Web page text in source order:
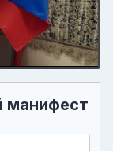
манифест